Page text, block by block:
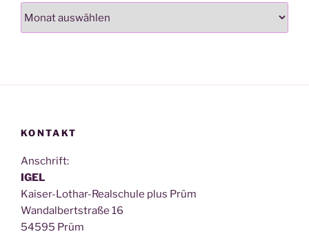
KONTAKT
Anschrift:
IGEL
Kai­ser-Lothar-Real­schu­le plus Prüm
Wan­dal­bert­stra­ße 16
54595 Prüm